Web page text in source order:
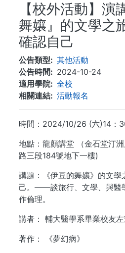
結
【校外活動】演
舞孃』的文學之
確認自己
公告類型
其他活動
公告時間
2024-10-24
適用學院
全校
相關連結
活動報名
時間：2024/10/26 (六)14：
地點：龍顏講堂 （金石堂汀
路三段184號地下一樓)
講題：《伊豆的舞孃》的文學
己。——談旅行、文學、與醫
作倫理。
講者： 輔大醫學系畢業校友
著作： 《夢幻病》